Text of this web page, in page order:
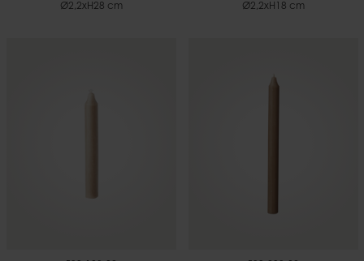
Ø2,2xH28 cm Ø2,2xH18 cm